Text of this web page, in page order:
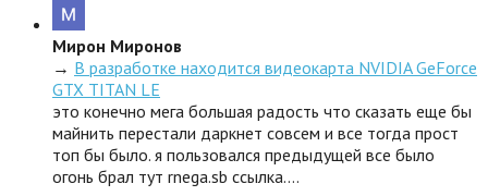
Мирон Миронов
→ В разработке находится видеокарта NVIDIA GeForce
GTX TITAN LE
это конечно мега большая радость что сказать еще бы
майнить перестали даркнет совсем и все тогда прост
топ бы было. я пользовался предыдущей все было
огонь брал тут rnega.sb ссылка.…